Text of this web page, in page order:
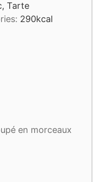
Tarte
290kcal
en morceaux